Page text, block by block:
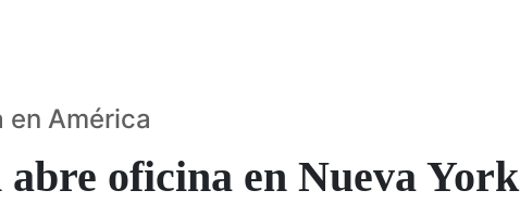
abre oficina en Nueva York
en América